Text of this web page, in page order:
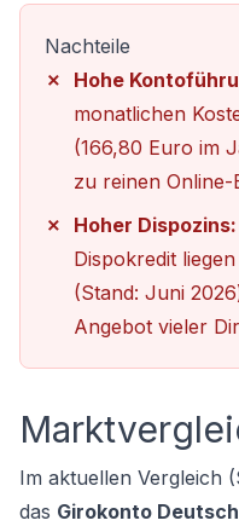
Nachteile
Hohe
monatlichen
(166,80 Euro im
zu reinen
Hoher Dispozins:
Dispokredit
(Stand: Juni
Angebot vieler
Im aktuellen Vergleich
das Girokonto